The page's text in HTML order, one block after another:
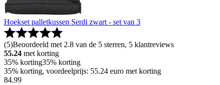
Hoekset palletkussen Serdi zwart - set van 3
(5)Beoordeeld met 2.8 van de 5 sterren, 5 klantreviews
55.24 met korting
35% korting35% korting
35% korting, voordeelprijs: 55.24 euro met korting
84.99